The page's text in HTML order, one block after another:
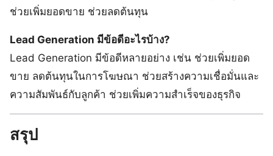
ช่วยเพิ่มยอดขาย ช่วยลดต้นทุน
Lead Generation มีข้อดีอะไรบ้าง?
Lead Generation มีข้อดีหลายอย่าง เช่น ช่วยเพิ่มยอด
ขาย ลดต้นทุนในการโฆษณา ช่วยสร้างความเชื่อมั่นและ
ความสัมพันธ์กับลูกค้า ช่วยเพิ่มความสำเร็จของธุรกิจ
สรุป